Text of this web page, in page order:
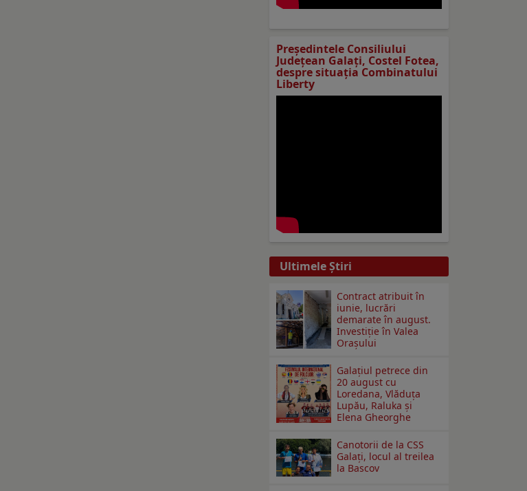
Preşedintele Consiliului
Judeţean Galaţi, Costel Fotea,
despre situaţia Combinatului
Liberty
Ultimele Ştiri
Contract atribuit în
iunie, lucrări
demarate în august.
Investiţie în Valea
Oraşului
Galaţiul petrece din
20 august cu
Loredana, Vlăduța
Lupău, Raluka și
Elena Gheorghe
Canotorii de la CSS
Galați, locul al treilea
la Bascov